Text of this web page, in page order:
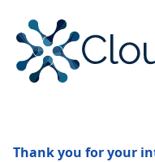
Thank you for your